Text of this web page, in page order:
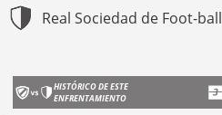
Real Sociedad de Foot-ball
HISTÓRICO DE ESTE
ENFRENTAMIENTO